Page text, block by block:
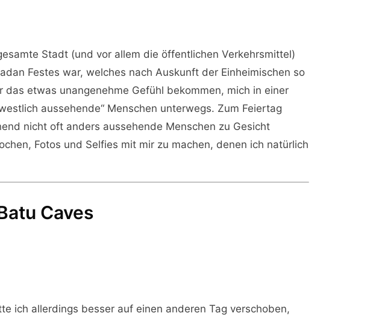
Stadt (und vor allem die öffentlichen Verkehrsmittel)
Festes war, welches nach Auskunft der Einheimischen so
etwas unangenehme Gefühl bekommen, mich in einer
aussehende“ Menschen unterwegs. Zum Feiertag
nicht oft anders aussehende Menschen zu Gesicht
Fotos und Selfies mit mir zu machen, denen ich natürlich
Caves
ich allerdings besser auf einen anderen Tag verschoben,